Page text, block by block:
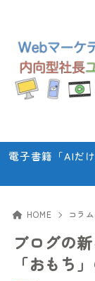
電子書籍「AIだ
HOME コラム
ブログの
「おもち